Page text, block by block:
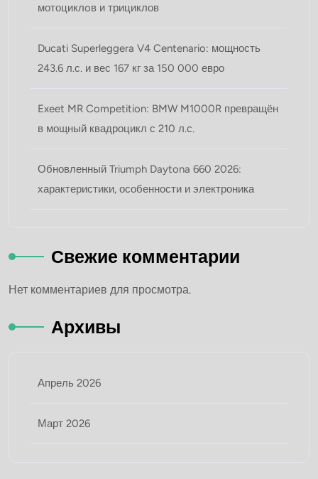
мотоциклoв и трициклов
Ducati Superleggera V4 Centenario: мощность
243.6 л.с. и вес 167 кг за 150 000 евро
Exeet MR Competition: BMW M1000R превращён
в мощный квадроцикл с 210 л.с.
Обновленный Triumph Daytona 660 2026:
характеристики, особенности и электроника
Свежие комментарии
Нет комментариев для просмотра.
Архивы
Апрель 2026
Март 2026